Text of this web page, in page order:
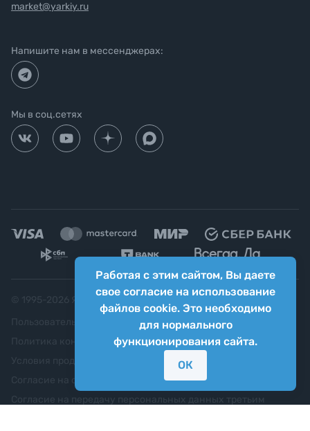
Работая с этим сайтом, Вы даете
свое согласие на использование
файлов cookie. Это необходимо
для нормального
функционирования сайта.
ОК
market@yarkiy.ru
Напишите нам в мессенджерах:
Мы в соц.сетях
Яркий фотомаркет ("Яркий Мир")
Пользовательское соглашение
Политика конфиденциальности
Согласие на обработку персональных данных
Согласие на передачу персональных данных третьим